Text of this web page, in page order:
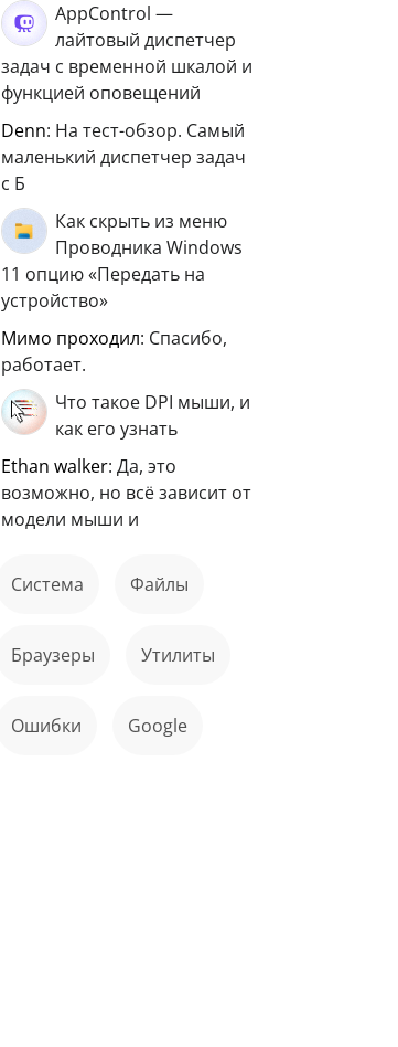
AppControl —
лайтовый диспетчер
задач с временной шкалой и
функцией оповещений
Denn: На тест-обзор. Самый
маленький диспетчер задач
с Б
Как скрыть из меню
Проводника Windows
11 опцию «Передать на
устройство»
мимо проходил: Спасибо,
работает.
Что такое DPI мыши, и
как его узнать
ethan walker: Да, это
возможно, но всё зависит от
модели мыши и
Система файлы
Браузеры Утилиты
ошибки Google